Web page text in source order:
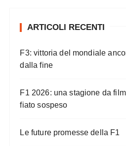
ARTICOLI RECENTI
F3: vittoria del mondiale
dalla fine
F1 2026: una stagione da
fiato sospeso
Le future promesse della F1